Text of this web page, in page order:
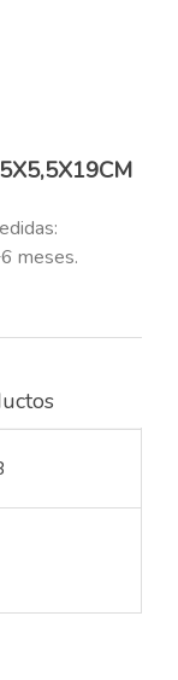
meses.